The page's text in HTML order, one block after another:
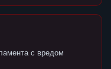
с вредом